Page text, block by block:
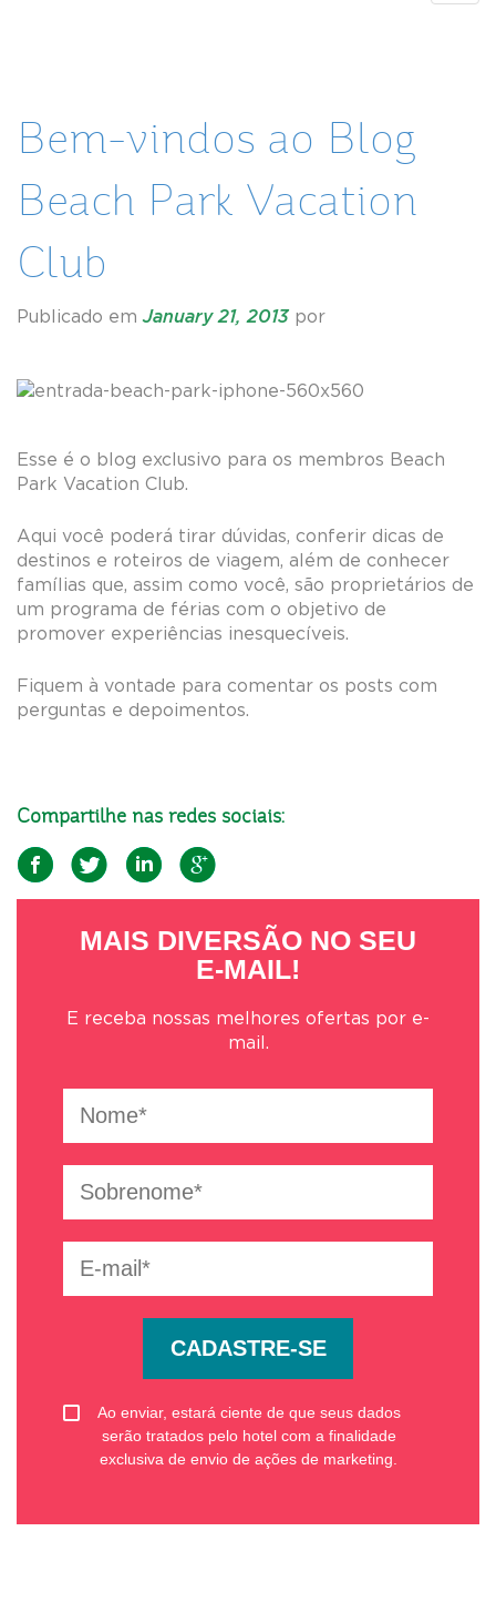
Bem-vindos ao Blog
Beach Park Vacation
Club
Publicado emJanuary 21, 2013 por
Esse é o blog exclusivo para os membros Beach
Park Vacation Club.
Aqui você poderá tirar dúvidas, conferir dicas de
destinos e roteiros de viagem, além de conhecer
famílias que, assim como você, são proprietários de
um programa de férias com o objetivo de
promover experiências inesquecíveis.
Fiquem à vontade para comentar os posts com
perguntas e depoimentos.
Compartilhe nas redes sociais:
MAIS DIVERSÃO NO SEU
E-MAIL!
E receba nossas melhores ofertas por e-
mail.
CADASTRE-SE
Ao enviar, estará ciente de que seus dados
serão tratados pelo hotel com a finalidade
exclusiva de envio de ações de marketing.